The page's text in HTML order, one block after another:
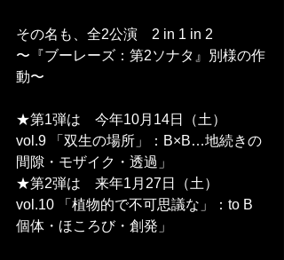
その名も、全2公演　2 in 1 in 2
〜『ブーレーズ：第2ソナタ』別様の作
動〜
★第1弾は　今年10月14日（土）
vol.9 「双生の場所」：B×B…地続きの
間隙・モザイク・透過」
★第2弾は　来年1月27日（土）
vol.10 「植物的で不可思議な」：to B
個体・ほころび・創発」